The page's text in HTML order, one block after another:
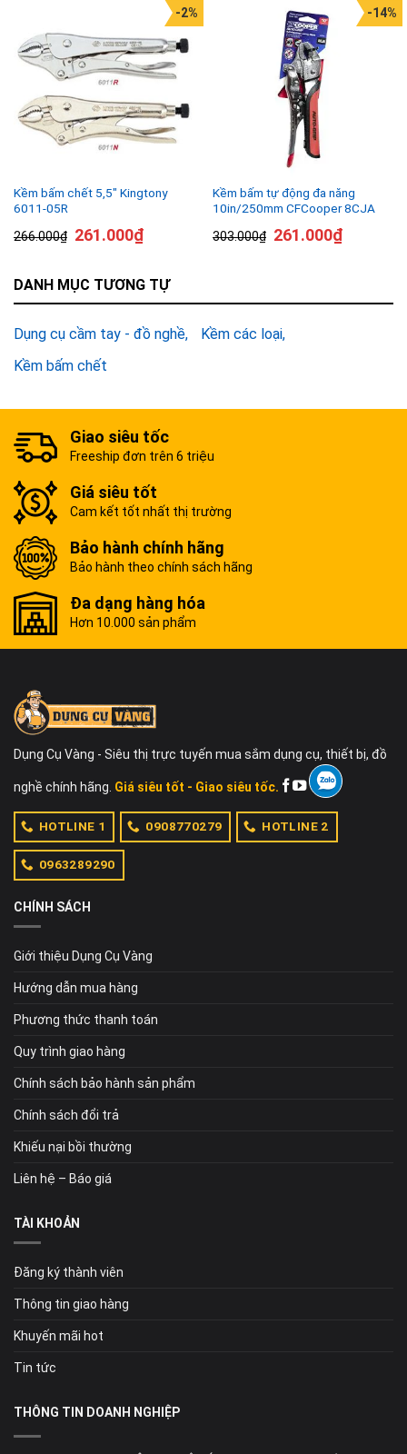
Kềm bấm chết 5,5″ Kingtony
6011-05R
266.000₫
-2%
261.000₫
Kềm bấm tự động đa năng
10in/250mm CFCooper 8CJA
303.000₫
-14%
261.000₫
DANH MỤC TƯƠNG TỰ
Dụng cụ cầm tay - đồ nghề
Kềm các loại
Kềm bấm chết
Giao siêu tốc
Freeship đơn trên 6 triệu
Giá siêu tốt
Cam kết tốt nhất thị trường
Bảo hành chính hãng
Bảo hành theo chính sách hãng
Đa dạng hàng hóa
Hơn 10.000 sản phẩm
Dụng Cụ Vàng - Siêu thị trực tuyến mua sắm dụng cụ, thiết bị, đồ
nghề chính hãng. Giá siêu tốt - Giao siêu tốc.
HOTLINE 1 0908770279 HOTLINE 2
0963289290
CHÍNH SÁCH
Giới thiệu Dụng Cụ Vàng
Hướng dẫn mua hàng
Phương thức thanh toán
Quy trình giao hàng
Chính sách bảo hành sản phẩm
Chính sách đổi trả
Khiếu nại bồi thường
Liên hệ – Báo giá
TÀI KHOẢN
Đăng ký thành viên
Thông tin giao hàng
Khuyến mãi hot
Tin tức
THÔNG TIN DOANH NGHIỆP